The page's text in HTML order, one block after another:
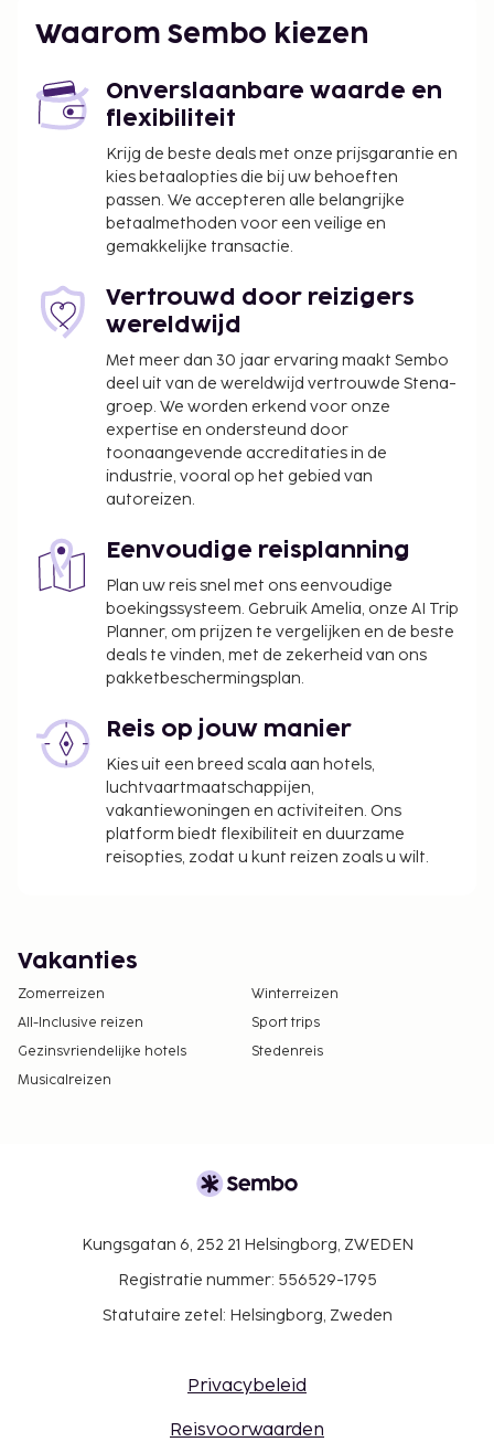
Waarom Sembo kiezen
Onverslaanbare waarde en
flexibiliteit
Krijg de beste deals met onze prijsgarantie en
kies betaalopties die bij uw behoeften
passen. We accepteren alle belangrijke
betaalmethoden voor een veilige en
gemakkelijke transactie.
Vertrouwd door reizigers
wereldwijd
Met meer dan 30 jaar ervaring maakt Sembo
deel uit van de wereldwijd vertrouwde Stena-
groep. We worden erkend voor onze
expertise en ondersteund door
toonaangevende accreditaties in de
industrie, vooral op het gebied van
autoreizen.
Eenvoudige reisplanning
Plan uw reis snel met ons eenvoudige
boekingssysteem. Gebruik Amelia, onze AI Trip
Planner, om prijzen te vergelijken en de beste
deals te vinden, met de zekerheid van ons
pakketbeschermingsplan.
Reis op jouw manier
Kies uit een breed scala aan hotels,
luchtvaartmaatschappijen,
vakantiewoningen en activiteiten. Ons
platform biedt flexibiliteit en duurzame
reisopties, zodat u kunt reizen zoals u wilt.
Vakanties
Zomerreizen
Winterreizen
All-Inclusive reizen
Sport trips
Gezinsvriendelijke hotels
Stedenreis
Musicalreizen
Kungsgatan 6, 252 21 Helsingborg, ZWEDEN
Registratie nummer: 556529-1795
Statutaire zetel: Helsingborg, Zweden
Privacybeleid
Reisvoorwaarden